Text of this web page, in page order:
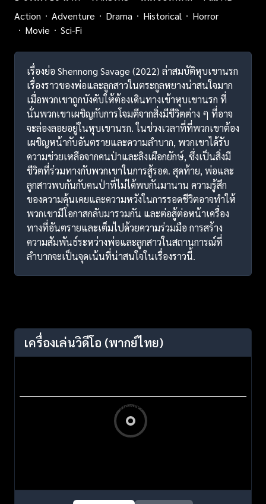
Action
Adventure Drama Historical
Horror
Movie
Sci-Fi
เรื่องย่อ Shennong Savage (2022) ล่าสมบัติหุบเขานรก
เรื่องราวของพ่อและลูกสาวในตระกูลหยางน่าสนใจมาก
เมื่อพวกเขาถูกบังคับให้ต้องเดินทางเข้าหุบเขานรก ที่
นั่นพวกเขาเผชิญกับการโจมตีจากสิ่งมีชีวิตต่าง ๆ ที่อาจ
จะล่องลอยอยู่ในหุบเขานรก. ในช่วงเวลาที่ที่พวกเขาต้อง
เผชิญหน้ากับอันตรายและความลำบาก, พวกเขาได้รับ
ความช่วยเหลือจากคนป่าและลิงเผือกยักษ์, ซึ่งเป็นสิ่งมี
ชีวิตที่ร่วมทางกับพวกเขาในการสู้รอด. สุดท้าย, พ่อและ
ลูกสาวพบกันกับคนป่าที่ไม่ได้พบกันมานาน ความรู้สึก
ของความคุ้นเคยและความหวังในการรอดชีวิตอาจทำให้
พวกเขามีโอกาสกลับมารวมกัน และต่อสู้ต่อหน้าเครื่อง
ทางที่อันตรายและเต็มไปด้วยความร่วมมือ การสร้าง
ความสัมพันธ์ระหว่างพ่อและลูกสาวในสถานการณ์ที่
ลำบากจะเป็นจุดเน้นที่น่าสนใจในเรื่องราวนี้.
เครื่องเล่นวิดีโอ (พากย์ไทย)